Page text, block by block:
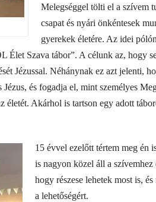
Melegséggel tölti el a szívem
csapat és nyári önkéntesek
gyerekek életére. Az idei
Élet Szava tábor”. A célunk az, hogy
Jézussal. Néhánynak ez azt jelenti,
és fogadja el, mint személyes
életét. Akárhol is tartson egy adott
15 évvel ezelőtt tértem meg én
is nagyon közel áll a
hogy részese lehetek most is,
a lehetőségért.